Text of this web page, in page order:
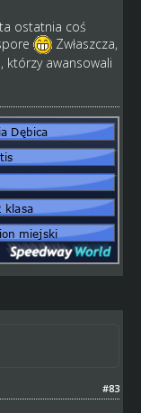
ostatnia coś
Zwłaszcza,
którzy awansowali
#83